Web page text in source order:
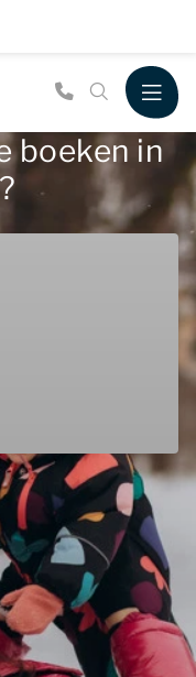
boeken in